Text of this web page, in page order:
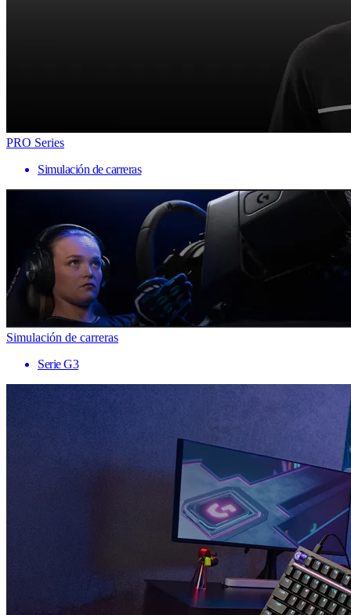
PRO Series
Simulación de carreras
Simulación de carreras
Serie G3